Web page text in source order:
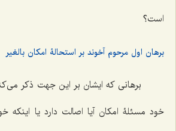
است؟
برهان اول مرحوم آخوند بر استحالۀ امکان بالغیر
برهانی که ایشان بر این جهت ذکر
خود مسئلۀ امکان آیا اصالت دارد یا